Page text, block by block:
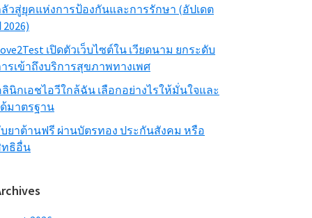
วสู่ยุคแห่งการป้องกันและการรักษา (อัปเดต
2026)
เปิดตัวเว็บไซต์ใน เวียดนาม ยกระดับ
รเข้าถึงบริการสุขภาพทางเพศ
นิกเอชไอวีใกล้ฉัน เลือกอย่างไรให้มั่นใจและ
มาตรฐาน
ยาต้านฟรี ผ่านบัตรทอง ประกันสังคม หรือ
ธิอื่น